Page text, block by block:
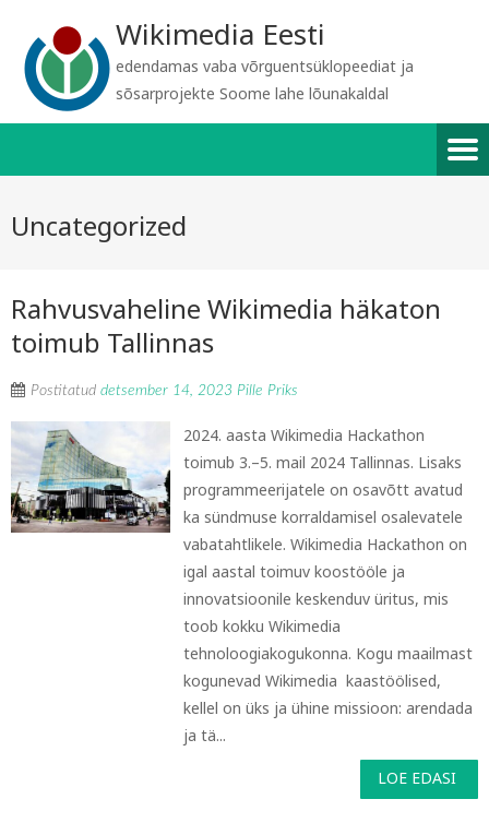
Wikimedia Eesti
edendamas vaba võrguentsüklopeediat ja
sõsarprojekte Soome lahe lõunakaldal
Uncategorized
Rahvusvaheline Wikimedia häkaton
toimub Tallinnas
Postitatud detsember 14, 2023 Pille Priks
2024. aasta Wikimedia Hackathon
toimub 3.–5. mail 2024 Tallinnas. Lisaks
programmeerijatele on osavõtt avatud
ka sündmuse korraldamisel osalevatele
vabatahtlikele. Wikimedia Hackathon on
igal aastal toimuv koostööle ja
innovatsioonile keskenduv üritus, mis
toob kokku Wikimedia
tehnoloogiakogukonna. Kogu maailmast
kogunevad Wikimedia kaastöölised,
kellel on üks ja ühine missioon: arendada
ja tä...
LOE EDASI